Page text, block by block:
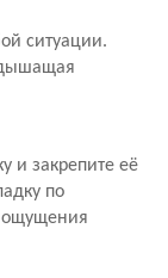
ситуации.
и закрепите её
по
ощущения